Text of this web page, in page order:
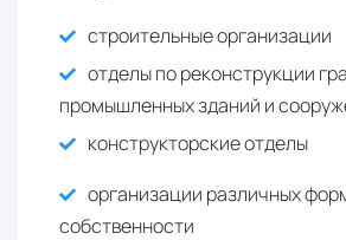
строительные организации
отделы по реконструкции
промышленных зданий и
конструкторские отделы
организации различных
собственности